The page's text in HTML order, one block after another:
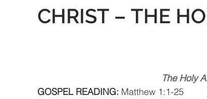
CHRIST – THE
The Holy
GOSPEL READING: Matthew 1:1-25